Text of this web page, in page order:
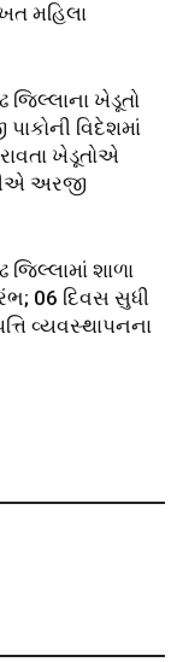
મહિલા
જિલ્લાના ખેડૂતો
પાકોની વિદેશમાં
ખેડૂતોએ
અરજી
શાળા
06 દિવસ સુધી
વ્યવસ્થાપનના